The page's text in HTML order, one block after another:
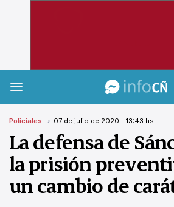
Policiales 07 de julio de 2020 - 13:43 hs
La defensa de
la prisión
un cambio de